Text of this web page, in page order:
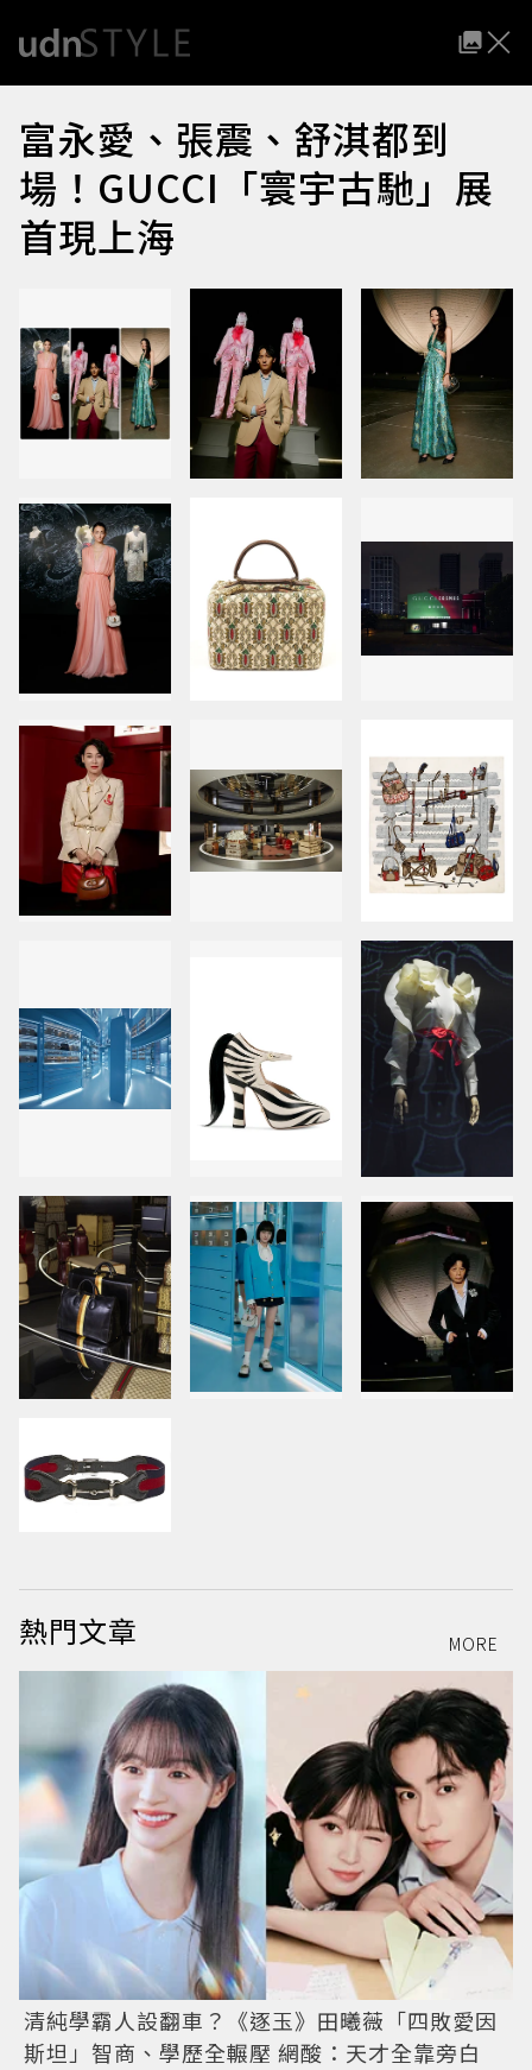
富永愛、張震、舒淇都到
場！GUCCI「寰宇古馳」展
首現上海
熱門文章 MORE
清純學霸人設翻車？《逐玉》田曦薇「四敗愛因
斯坦」智商、學歷全輾壓 網酸：天才全靠旁白